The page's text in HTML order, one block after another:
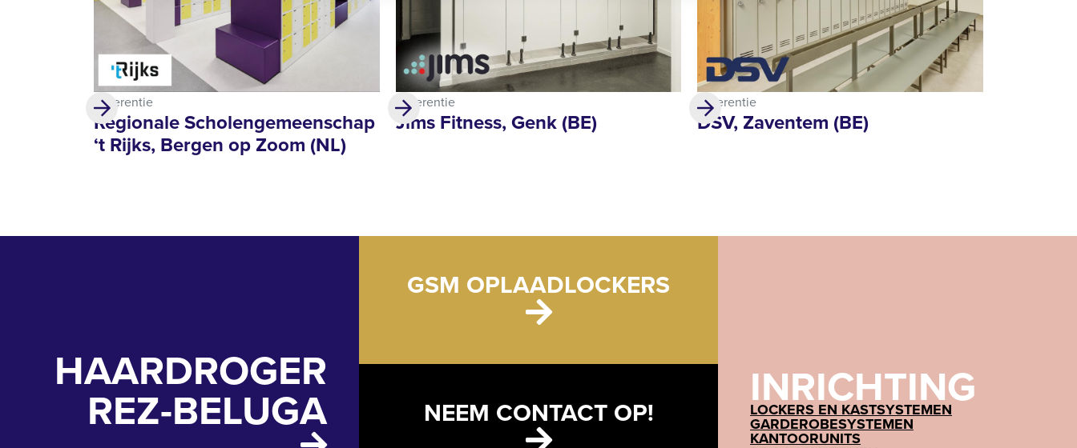
Referentie
Regionale Scholengemeenschap
‘t Rijks, Bergen op Zoom (NL)
Referentie
Jims Fitness, Genk (BE)
Referentie
DSV, Zaventem (BE)
HAARDROGER
REZ-BELUGA
GSM OPLAADLOCKERS
NEEM CONTACT OP! INRICHTING
LOCKERS EN KASTSYSTEMEN
GARDEROBESYSTEMEN
KANTOORUNITS